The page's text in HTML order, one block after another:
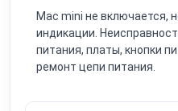
Не работают порты USB-A
Не работает Ethernet
Mac mini не включается,
индикации.
питания, платы, кнопки
ремонт цепи питания.